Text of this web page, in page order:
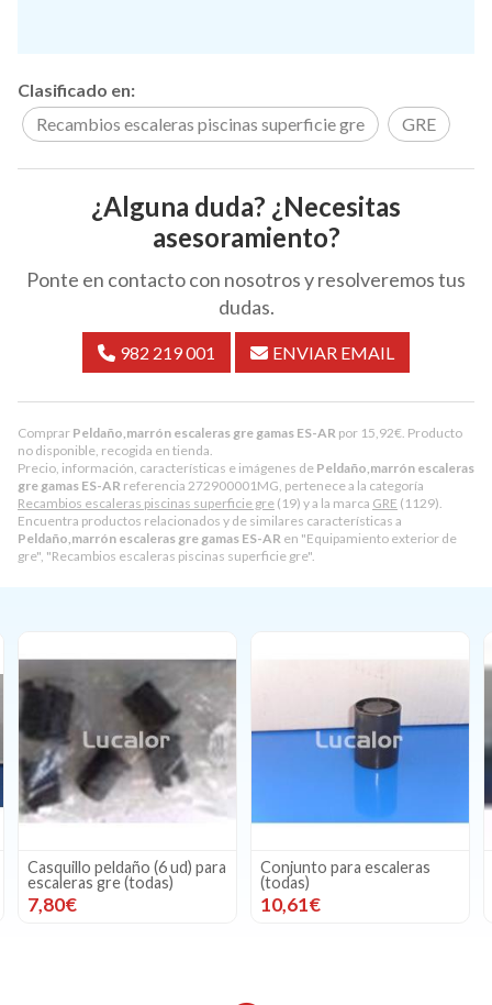
Comprar Peldaño,marrón escaleras gre gamas ES-AR por 15,92€ . Producto
no disponible, recogida en tienda.
Precio, información, características e imágenes de Peldaño,marrón escaleras
gre gamas ES-AR referencia 272900001MG, pertenece a la categoría
Recambios escaleras piscinas superficie gre (19) y a la marca GRE (1129).
Encuentra productos relacionados y de similares características a
Peldaño,marrón escaleras gre gamas ES-AR en "Equipamiento exterior de
gre", "Recambios escaleras piscinas superficie gre".
Clasificado en:
Recambios escaleras piscinas superficie gre
GRE
¿Alguna duda? ¿Necesitas
asesoramiento?
Ponte en contacto con nosotros y resolveremos tus
dudas.
982 219 001 ENVIAR EMAIL
peldaño (6 ud) para
gre (todas)
Conjunto para escaleras
(todas)
Kit